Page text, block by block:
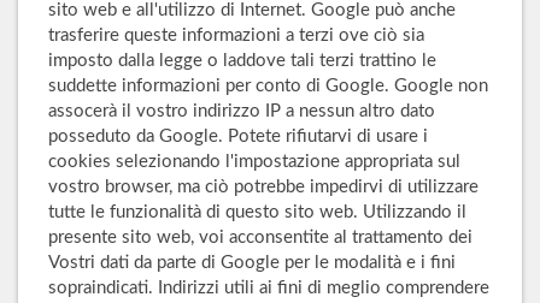
sito web e all'utilizzo di Internet. Google può anche
trasferire queste informazioni a terzi ove ciò sia
imposto dalla legge o laddove tali terzi trattino le
suddette informazioni per conto di Google. Google non
assocerà il vostro indirizzo IP a nessun altro dato
posseduto da Google. Potete rifiutarvi di usare i
cookies selezionando l'impostazione appropriata sul
vostro browser, ma ciò potrebbe impedirvi di utilizzare
tutte le funzionalità di questo sito web. Utilizzando il
presente sito web, voi acconsentite al trattamento dei
Vostri dati da parte di Google per le modalità e i fini
sopraindicati. Indirizzi utili ai fini di meglio comprendere